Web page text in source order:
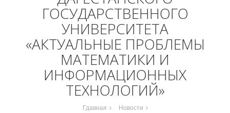
ГОСУДАРСТВЕННОГО
УНИВЕРСИТЕТА
«АКТУАЛЬНЫЕ ПРОБЛЕМЫ
МАТЕМАТИКИ И
ИНФОРМАЦИОННЫХ
ТЕХНОЛОГИЙ»
Гдавная
Новости